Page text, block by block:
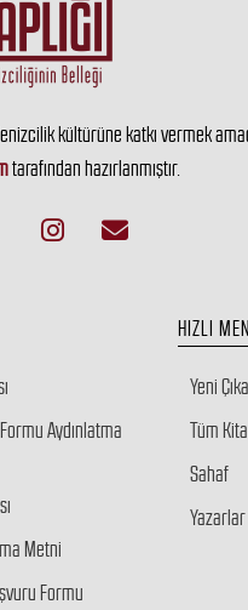
kültürüne katkı vermek
tarafından hazırlanmıştır.
Aydınlatma
Metni
Formu
HIZLI
Yeni
Tüm
Sahaf
Yazarlar